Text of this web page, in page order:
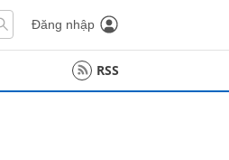
Đăng nhập
RSS